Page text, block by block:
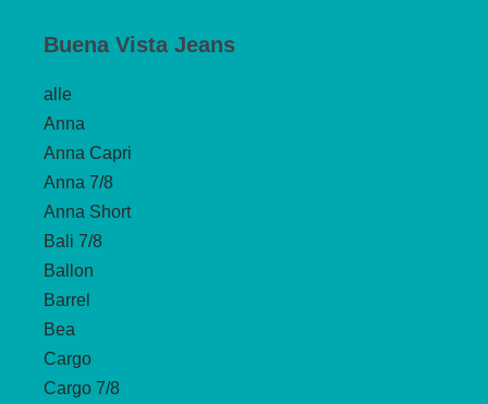
Buena Vista Jeans
alle
Anna
Anna Capri
Anna 7/8
Anna Short
Bali 7/8
Ballon
Barrel
Bea
Cargo
Cargo 7/8